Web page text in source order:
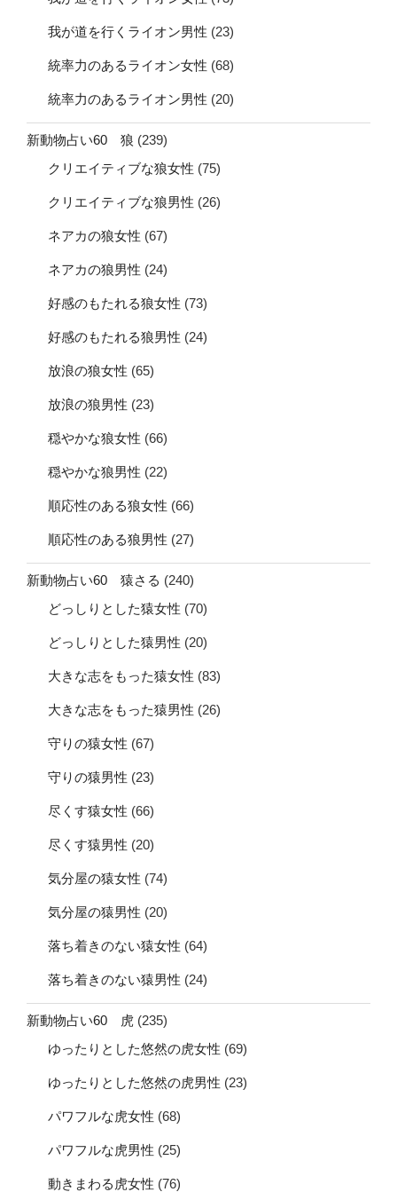
我が道を行くライオン男性 (23)
統率力のあるライオン女性 (68)
統率力のあるライオン男性 (20)
新動物占い60 狼 (239)
クリエイティブな狼女性 (75)
クリエイティブな狼男性 (26)
ネアカの狼女性 (67)
ネアカの狼男性 (24)
好感のもたれる狼女性 (73)
好感のもたれる狼男性 (24)
放浪の狼女性 (65)
放浪の狼男性 (23)
穏やかな狼女性 (66)
穏やかな狼男性 (22)
順応性のある狼女性 (66)
順応性のある狼男性 (27)
新動物占い60 猿さる (240)
どっしりとした猿女性 (70)
どっしりとした猿男性 (20)
大きな志をもった猿女性 (83)
大きな志をもった猿男性 (26)
守りの猿女性 (67)
守りの猿男性 (23)
尽くす猿女性 (66)
尽くす猿男性 (20)
気分屋の猿女性 (74)
気分屋の猿男性 (20)
落ち着きのない猿女性 (64)
落ち着きのない猿男性 (24)
新動物占い60 虎 (235)
ゆったりとした悠然の虎女性 (69)
ゆったりとした悠然の虎男性 (23)
パワフルな虎女性 (68)
パワフルな虎男性 (25)
動きまわる虎女性 (76)